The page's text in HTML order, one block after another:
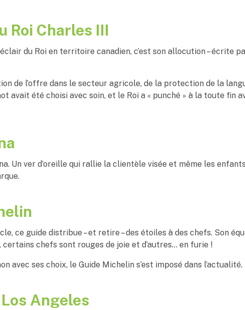
Roi Charles III
du Roi en territoire canadien, c’est son allocution – écrite
de l’offre dans le secteur agricole, de la protection de la
avait été choisi avec soin, et le Roi a « punché » à la toute fin
Un ver d’oreille qui rallie la clientèle visée et même les
ce guide distribue – et retire – des étoiles à des chefs. Son
chefs sont rouges de joie et d’autres… en furie !
avec ses choix, le Guide Michelin s’est imposé dans l’actualité.
Los Angeles